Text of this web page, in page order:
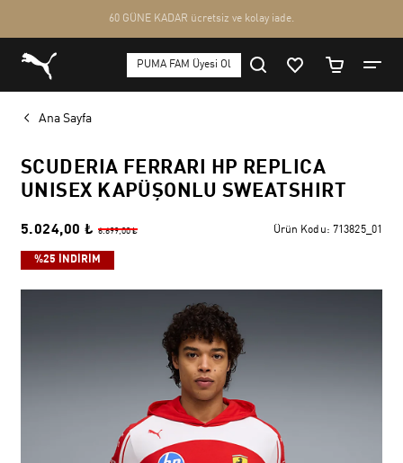
Ana Sayfa
SCUDERIA FERRARI HP REPLICA
UNISEX KAPÜŞONLU SWEATSHIRT
5.024,00 ₺ 6.699,00 ₺ Ürün Kodu: 713825_01
%25 İNDİRİM